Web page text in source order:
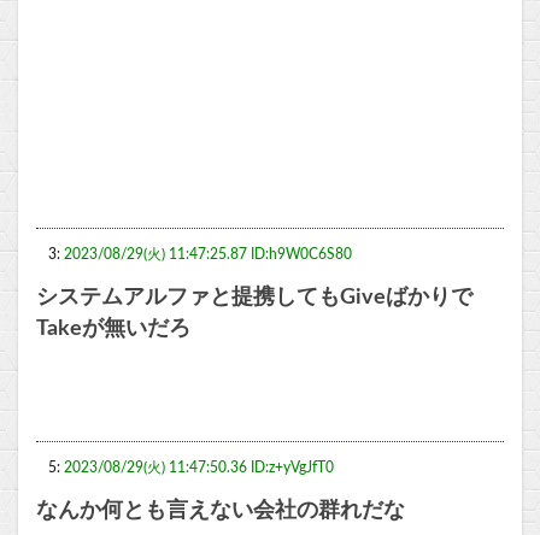
3: 2023/08/29(火) 11:47:25.87 ID:h9W0C6S80
システムアルファと提携してもGiveばかりで
Takeが無いだろ
5: 2023/08/29(火) 11:47:50.36 ID:z+yVgJfT0
なんか何とも言えない会社の群れだな